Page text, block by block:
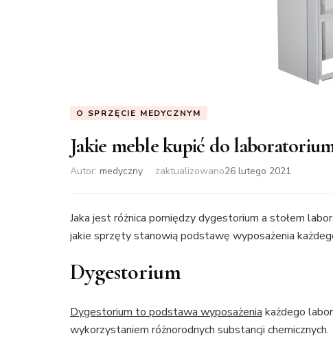
O SPRZĘCIE MEDYCZNYM
Jakie meble kupić do
Autor: medyczny zaktualizowano26 lutego 2021
Jaka jest różnica pomiędzy dygestorium a stołem
jakie sprzęty stanowią podstawę wyposażenia
Dygestorium
Dygestorium to podstawa wyposażenia każdego
wykorzystaniem różnorodnych substancji chemicznych.